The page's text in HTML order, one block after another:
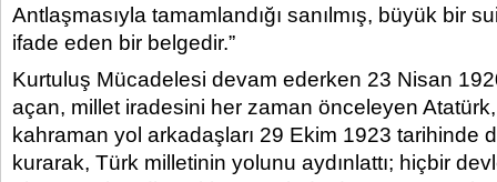
Antlaşmasıyla tamamlandığı sanılmış, büyük bir
ifade eden bir belgedir.”
Kurtuluş Mücadelesi devam ederken 23 Nisan
açan, millet iradesini her zaman önceleyen Atatürk,
kahraman yol arkadaşları 29 Ekim 1923 tarihinde
kurarak, Türk milletinin yolunu aydınlattı; hiçbir